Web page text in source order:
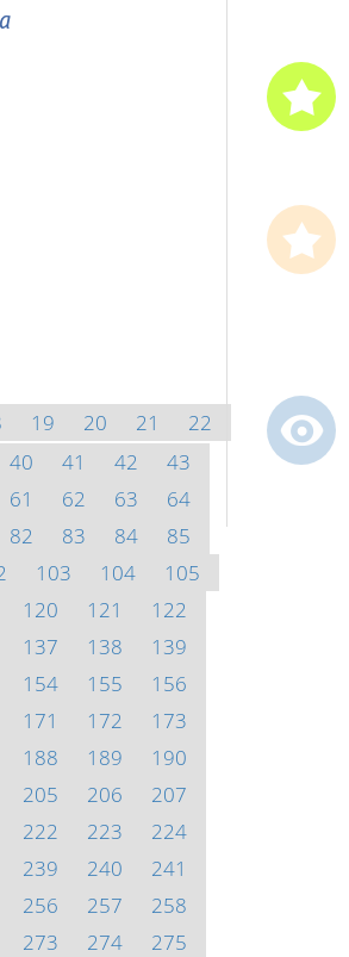
19 20 21
22
40 41 42
43
61 62 63
64
82 83 84
85
103 104
105
120 121
122
137 138
139
154 155
156
171 172
173
188 189
190
205 206
207
222 223
224
239 240
241
256 257
258
273 274 275